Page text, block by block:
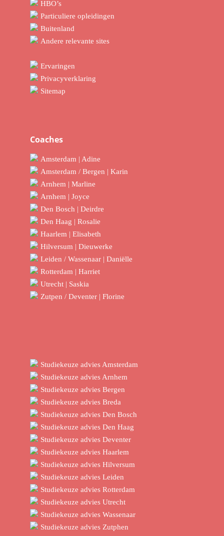
HBO’s
Particuliere opleidingen
Buitenland
Andere relevante sites
Ervaringen
Privacyverklaring
Sitemap
Coaches
Amsterdam | Adine
Amsterdam / Bergen | Karin
Arnhem | Marline
Arnhem | Joyce
Den Bosch | Deirdre
Den Haag | Rosalie
Haarlem | Elisabeth
Hilversum | Dieuwerke
Leiden / Wassenaar | Daniëlle
Rotterdam | Harriet
Utrecht | Saskia
Zutpen / Deventer | Florine
Studiekeuze advies Amsterdam
Studiekeuze advies Arnhem
Studiekeuze advies Bergen
Studiekeuze advies Breda
Studiekeuze advies Den Bosch
Studiekeuze advies Den Haag
Studiekeuze advies Deventer
Studiekeuze advies Haarlem
Studiekeuze advies Hilversum
Studiekeuze advies Leiden
Studiekeuze advies Rotterdam
Studiekeuze advies Utrecht
Studiekeuze advies Wassenaar
Studiekeuze advies Zutphen